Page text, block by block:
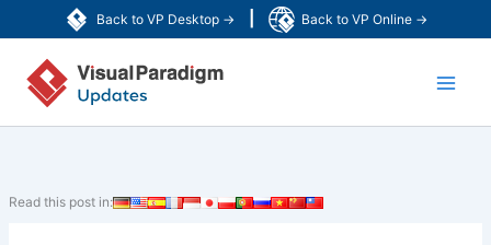
Back to VP Desktop → Back to VP Online →
to
content
Read this post in: